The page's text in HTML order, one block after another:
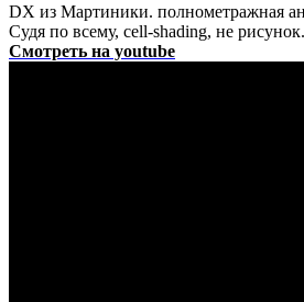
DX из Мартиники. полнометражная
Судя по всему, cell-shading, не рисунок.
Смотреть на youtube